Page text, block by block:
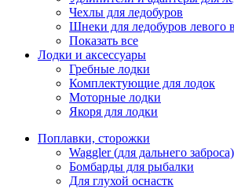
Чехлы для ледобуров
Шнеки для ледобуров левого
Показать все
Лодки и аксессуары
Гребные лодки
Комплектующие для лодок
Моторные лодки
Якоря для лодки
Поплавки, сторожки
Waggler (для дальнего заброса)
Бомбарды для рыбалки
Для глухой оснастк